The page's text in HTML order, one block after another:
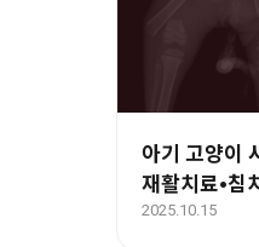
아기 고양이
재활치료•침
산 에스동물병
2025.10.15